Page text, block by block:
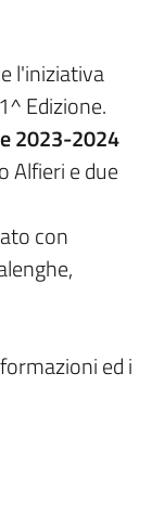
l'iniziativa
Edizione.
2023-2024
Alfieri e due
con
ed i